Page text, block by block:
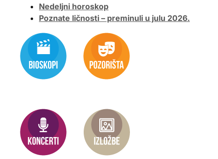
Nedeljni horoskop
Poznate ličnosti – preminuli u julu 2026.